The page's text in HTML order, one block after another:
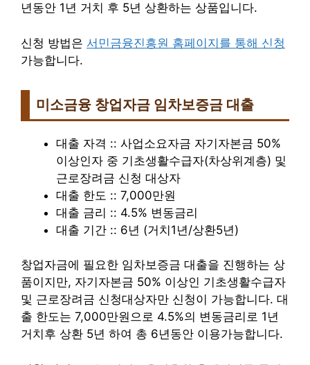
년동안 1년 거치 후 5년 상환하는 상품입니다.
신청 방법은 서민금융진흥원 홈페이지를 통해 신청
가능합니다.
미소금융 창업자금 임차보증금 대출
대출 자격 :: 사업소요자금 자기자본금 50%
이상인자 중 기초생활수급자(차상위계층) 및
근로장려금 신청 대상자
대출 한도 :: 7,000만원
대출 금리 :: 4.5% 변동금리
대출 기간 :: 6년 (거치1년/상환5년)
창업자금에 필요한 임차보증금 대출을 진행하는 상
품이지만, 자기자본금 50% 이상인 기초생활수급자
및 근로장려금 신청대상자만 신청이 가능합니다. 대
출 한도는 7,000만원으로 4.5%의 변동금리로 1년
거치후 상환 5년 하여 총 6년동안 이용가능합니다.